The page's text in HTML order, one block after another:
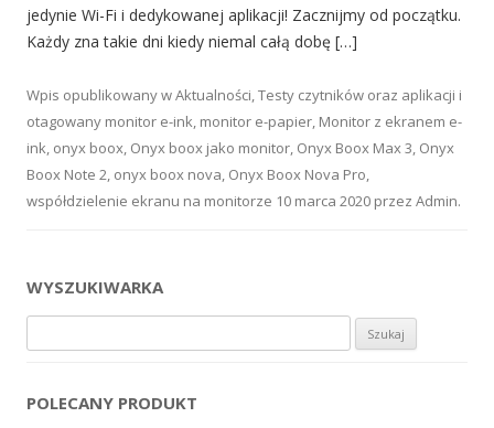
jedynie Wi-Fi i dedykowanej aplikacji! Zacznijmy od początku.
Każdy zna takie dni kiedy niemal całą dobę […]
Wpis opublikowany wAktualności,Testy czytników oraz aplikacji i
otagowany monitor e-ink, monitor e-papier, Monitor z ekranem e-
ink, onyx boox, Onyx boox jako monitor, Onyx Boox Max 3, Onyx
Boox Note 2, onyx boox nova, Onyx Boox Nova Pro,
współdzielenie ekranu na monitorze 10 marca 2020 przez Admin.
WYSZUKIWARKA
POLECANY PRODUKT